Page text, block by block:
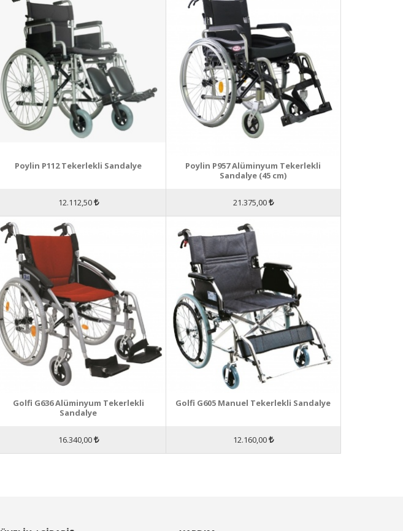
Poylin P112 Tekerlekli Sandalye
12.112,50
Poylin P957 Alüminyum Tekerlekli
Sandalye (45 cm)
21.375,00
Golfi G636 Alüminyum Tekerlekli
Sandalye
16.340,00
Golfi G605 Manuel Tekerlekli Sandalye
12.160,00